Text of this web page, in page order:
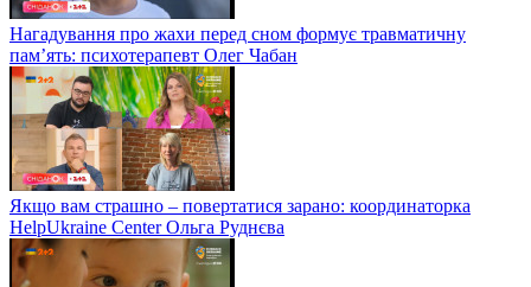
Нагадування про жахи перед сном формує травматичну
пам’ять: психотерапевт Олег Чабан
Якщо вам страшно – повертатися зарано: координаторка
HelpUkraine Center Ольга Руднєва